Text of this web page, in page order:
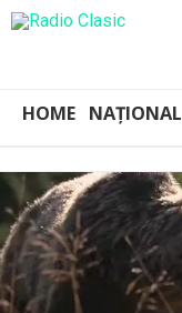
HOME NAȚIONAL